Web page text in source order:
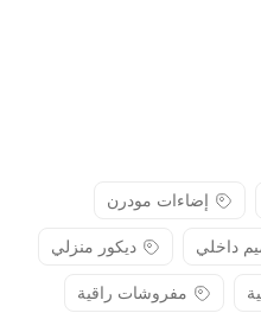
إضاءات مودرن
داخلي
ديكور منزلي
مفروشات راقية